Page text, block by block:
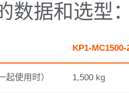
数据和选型：
KP1-MC1500-
使用时） 1,500 kg